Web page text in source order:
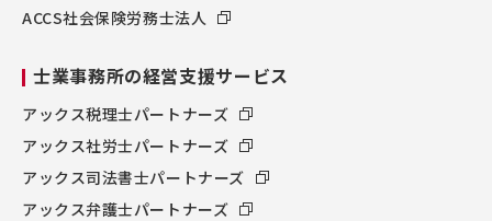
ACCS社会保険労務士法人
士業事務所の経営支援サービス
アックス税理士パートナーズ
アックス社労士パートナーズ
アックス司法書士パートナーズ
アックス弁護士パートナーズ